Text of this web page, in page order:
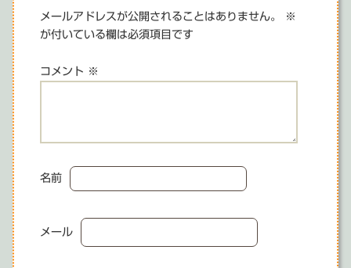
ゲ
ー
シ
ョ
ン
メールアドレスが公開されることはありません。
※
が付いている欄は必須項目です
コメント ※
名前
メール